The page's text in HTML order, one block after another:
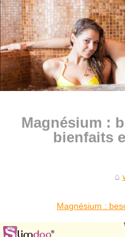
Magnésium :
bienfaits
Magnésium :